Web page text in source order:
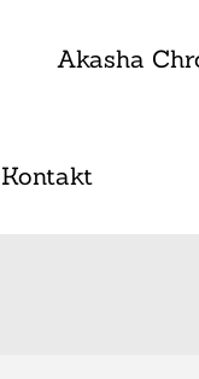
Akasha
Kontakt